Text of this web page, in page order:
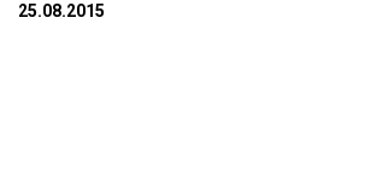
25.08.2015